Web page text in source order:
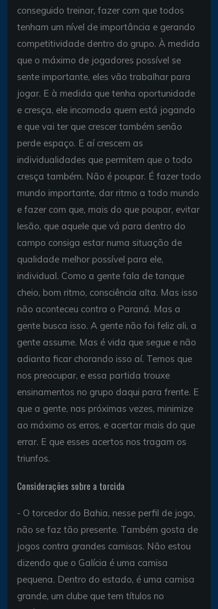
conseguido treinar, fazer com que todos
tenham um nível de importância e gerando
competitividade dentro do grupo. À medida
que o máximo de jogadores possível se
sente importante, eles vão trabalhar para
jogar. E à medida que tenha oportunidade
e cresça, ele incomoda quem está jogando
e que vai ter que crescer também senão
perde espaço. E aí crescem as
individualidades que permitem que o todo
cresça também. Não é poupar. É fazer todo
mundo importante, dar ritmo a todo mundo
e fazer com que, mais do que poupar, evitar
lesão, que aquele que vá para dentro do
campo consiga estar numa situação de
qualidade melhor possível para ele,
individual. Como a gente fala de tanque
cheio, bom ritmo, consciência alta. Mas isso
não aconteceu contra o Paraná. Mas a
gente busca isso. A gente não foi feliz ali, a
gente assume. Mas é vida que segue e não
adianta ficar chorando isso aí. Temos que
nos preocupar, e essa partida trouxe
ensinamentos no grupo daqui para frente. E
que a gente, nas próximas vezes, minimize
ao máximo os erros, e acertar mais do que
errar. E que esses acertos nos tragam os
triunfos.
Considerações sobre a torcida
- O torcedor do Bahia, nesse perfil de jogo,
não se faz tão presente. Também gosta de
jogos contra grandes camisas. Não estou
dizendo que o Galícia é uma camisa
pequena. Dentro do estado, é uma camisa
grande, um clube que tem títulos no